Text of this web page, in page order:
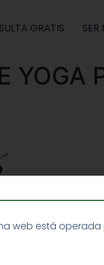
GRATIS SER
YOGA
web está operada